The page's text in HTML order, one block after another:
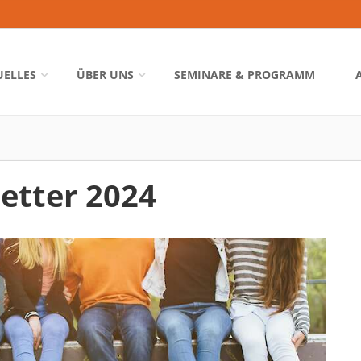
ÜBER UNS SEMINARE & PROGRAMM
2024